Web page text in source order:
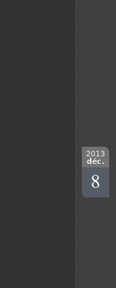
2013
déc.
8